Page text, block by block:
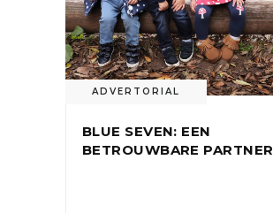
ADVERTORIAL
BLUE SEVEN: EEN
BETROUWBARE PARTNER